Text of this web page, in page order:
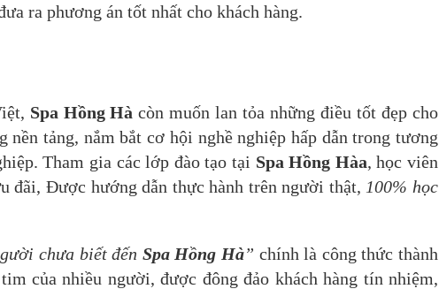
ra phương án tốt nhất cho khách hàng.
Spa Hồng Hà còn muốn lan tỏa những điều tốt đẹp cho
nền tảng, nắm bắt cơ hội nghề nghiệp hấp dẫn trong tương
Tham gia các lớp đào tạo tại Spa Hồng Hàa, học viên
đãi, Được hướng dẫn thực hành trên người thật, 100% học
chưa biết đến Spa Hồng Hà” chính là công thức thành
của nhiều người, được đông đảo khách hàng tín nhiệm,